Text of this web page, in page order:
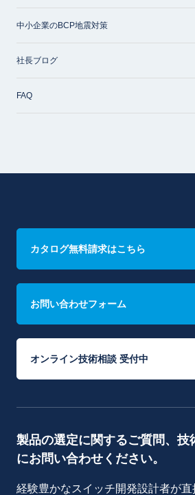
中小企業のBCP地震対策
社長ブログ
FAQ
カタログ無料請求はこちら
お問い合わせフォーム
オンライン技術相談 受付中
製品の選定に関するご質問、技
にお問い合わせください。
経験豊かなスイッチ開発設計者が直